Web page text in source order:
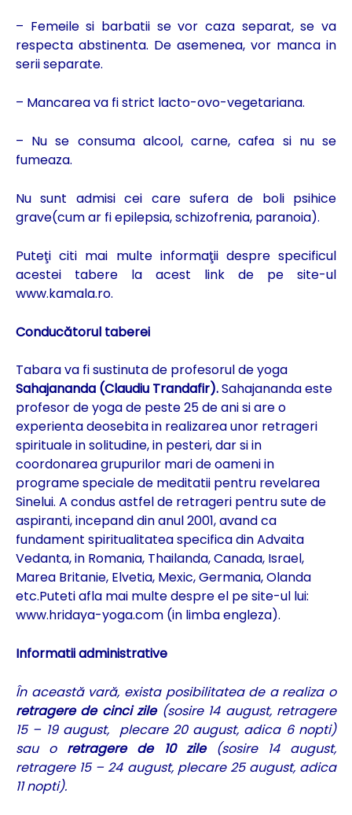
– Femeile si barbatii se vor caza separat, se va
respecta abstinenta. De asemenea, vor manca in
serii separate.
– Mancarea va fi strict lacto-ovo-vegetariana.
– Nu se consuma alcool, carne, cafea si nu se
fumeaza.
Nu sunt admisi cei care sufera de boli psihice
grave(cum ar fi epilepsia, schizofrenia, paranoia).
Puteţi citi mai multe informaţii despre specificul
acestei tabere la acest link de pe site-ul
www.kamala.ro.
Conducătorul taberei
Tabara va fi sustinuta de profesorul de yoga
Sahajananda (Claudiu Trandafir).Sahajananda este
profesor de yoga de peste 25 de ani si are o
experienta deosebita in realizarea unor retrageri
spirituale in solitudine, in pesteri, dar si in
coordonarea grupurilor mari de oameni in
programe speciale de meditatii pentru revelarea
Sinelui. A condus astfel de retrageri pentru sute de
aspiranti, incepand din anul 2001, avand ca
fundament spiritualitatea specifica din Advaita
Vedanta, in Romania, Thailanda, Canada, Israel,
Marea Britanie, Elvetia, Mexic, Germania, Olanda
etc.Puteti afla mai multe despre el pe site-ul lui:
www.hridaya-yoga.com (in limba engleza).
Informatii administrative
În această vară, exista posibilitatea de a realiza o
retragere de cinci zile(sosire 14 august, retragere
15 – 19 august, plecare 20 august, adica 6 nopti)
sau o retragere de 10 zile(sosire 14 august,
retragere 15 – 24 august, plecare 25 august, adica
11 nopti).